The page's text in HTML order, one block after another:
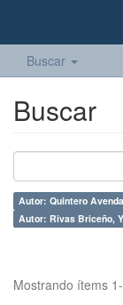
Buscar
Buscar
Autor: Quintero
Autor: Rivas Briceño,
Mostrando ítems